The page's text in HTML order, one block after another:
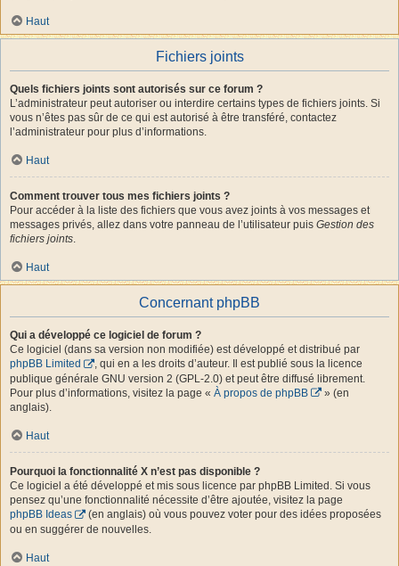
Haut
Fichiers joints
Quels fichiers joints sont autorisés sur ce forum ?
L’administrateur peut autoriser ou interdire certains types de fichiers joints. Si
vous n’êtes pas sûr de ce qui est autorisé à être transféré, contactez
l’administrateur pour plus d’informations.
Haut
Comment trouver tous mes fichiers joints ?
Pour accéder à la liste des fichiers que vous avez joints à vos messages et
messages privés, allez dans votre panneau de l’utilisateur puis Gestion des
fichiers joints.
Haut
Concernant phpBB
Qui a développé ce logiciel de forum ?
Ce logiciel (dans sa version non modifiée) est développé et distribué par
phpBB Limited
, qui en a les droits d’auteur. Il est publié sous la licence
publique générale GNU version 2 (GPL-2.0) et peut être diffusé librement.
Pour plus d’informations, visitez la page « À propos de phpBB
» (en
anglais).
Haut
Pourquoi la fonctionnalité X n’est pas disponible ?
Ce logiciel a été développé et mis sous licence par phpBB Limited. Si vous
pensez qu’une fonctionnalité nécessite d’être ajoutée, visitez la page
phpBB Ideas
(en anglais) où vous pouvez voter pour des idées proposées
ou en suggérer de nouvelles.
Haut